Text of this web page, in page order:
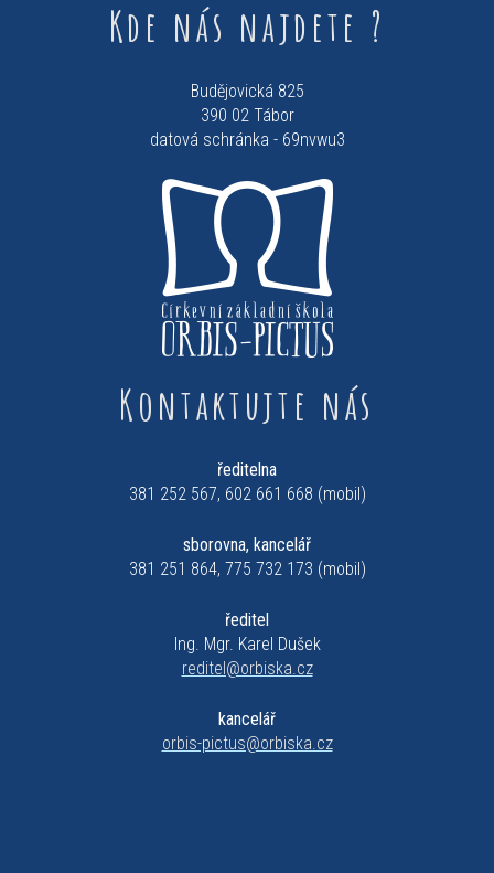
Kde nás najdete ?
Budějovická 825
390 02 Tábor
datová schránka - 69nvwu3
Kontaktujte nás
ředitelna
381 252 567, 602 661 668 (mobil)
sborovna, kancelář
381 251 864, 775 732 173 (mobil)
ředitel
Ing. Mgr. Karel Dušek
reditel@orbiska.cz
kancelář
orbis-pictus@orbiska.cz